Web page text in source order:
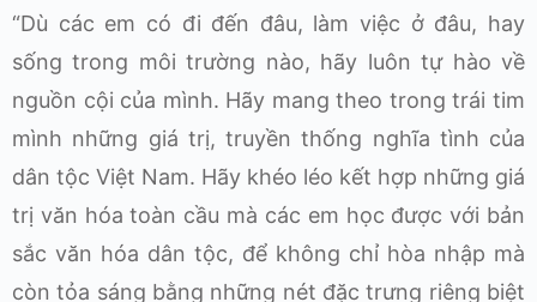
“Dù các em có đi đến đâu, làm việc ở đâu, hay
sống trong môi trường nào, hãy luôn tự hào về
nguồn cội của mình. Hãy mang theo trong trái tim
mình những giá trị, truyền thống nghĩa tình của
dân tộc Việt Nam. Hãy khéo léo kết hợp những giá
trị văn hóa toàn cầu mà các em học được với bản
sắc văn hóa dân tộc, để không chỉ hòa nhập mà
còn tỏa sáng bằng những nét đặc trưng riêng biệt